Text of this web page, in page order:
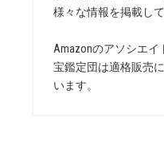
様々な情報を掲載して
Amazonのアソシエイ
宝鑑定団は適格販売
います。